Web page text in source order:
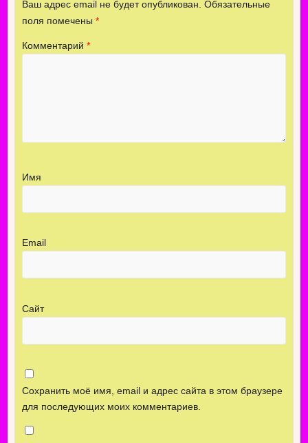
Ваш адрес email не будет опубликован. Обязательные
поля помечены *
Комментарий *
Имя
Email
Сайт
Сохранить моё имя, email и адрес сайта в этом браузере
для последующих моих комментариев.